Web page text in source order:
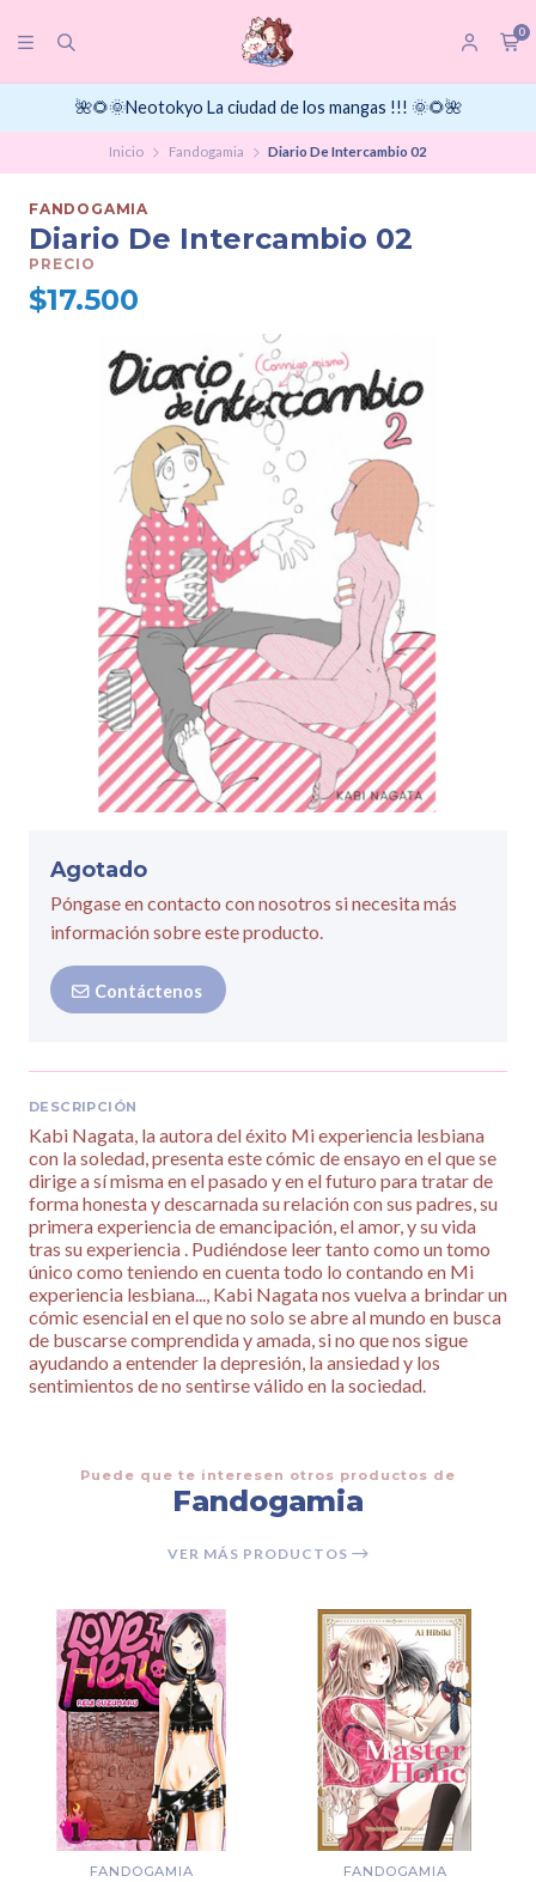
0
🌺🌻🌞Neotokyo La ciudad de los mangas !!! 🌞🌻🌺
Inicio Fandogamia Diario De Intercambio 02
FANDOGAMIA
Diario De Intercambio 02
PRECIO
$17.500
Agotado
Póngase en contacto con nosotros si necesita más
información sobre este producto.
Contáctenos
DESCRIPCIÓN
Kabi Nagata, la autora del éxito Mi experiencia lesbiana
con la soledad, presenta este cómic de ensayo en el que se
dirige a sí misma en el pasado y en el futuro para tratar de
forma honesta y descarnada su relación con sus padres, su
primera experiencia de emancipación, el amor, y su vida
tras su experiencia . Pudiéndose leer tanto como un tomo
único como teniendo en cuenta todo lo contando en Mi
experiencia lesbiana..., Kabi Nagata nos vuelva a brindar un
cómic esencial en el que no solo se abre al mundo en busca
de buscarse comprendida y amada, si no que nos sigue
ayudando a entender la depresión, la ansiedad y los
sentimientos de no sentirse válido en la sociedad.
Puede que te interesen otros productos de
Fandogamia
VER MÁS PRODUCTOS
FANDOGAMIA FANDOGAMIA